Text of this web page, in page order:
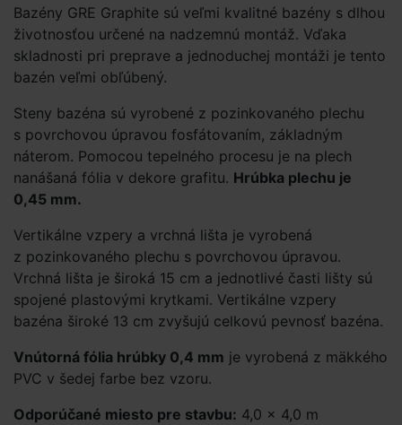
Bazény GRE Graphite sú veľmi kvalitné bazény s dlhou
životnosťou určené na nadzemnú montáž. Vďaka
skladnosti pri preprave a jednoduchej montáži je tento
bazén veľmi obľúbený.
Steny bazéna sú vyrobené z pozinkovaného plechu
s povrchovou úpravou fosfátovaním, základným
náterom. Pomocou tepelného procesu je na plech
nanášaná fólia v dekore grafitu. Hrúbka plechu je
0,45 mm.
Vertikálne vzpery a vrchná lišta je vyrobená
z pozinkovaného plechu s povrchovou úpravou.
Vrchná lišta je široká 15 cm a jednotlivé časti lišty sú
spojené plastovými krytkami. Vertikálne vzpery
bazéna široké 13 cm zvyšujú celkovú pevnosť bazéna.
Vnútorná fólia hrúbky 0,4 mm je vyrobená z mäkkého
PVC v šedej farbe bez vzoru.
Odporúčané miesto pre stavbu: 4,0 × 4,0 m